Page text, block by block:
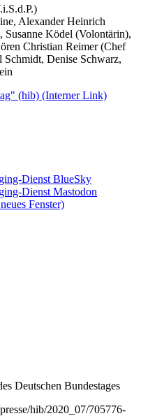
Alexander Heinrich
Susanne Ködel (Volontärin),
Christian Reimer (Chef
Denise Schwarz,
(hib) (Interner Link)
Dienst BlueSky
Dienst Mastodon
Fenster)
Deutschen Bundestages
hib/2020_07/705776-